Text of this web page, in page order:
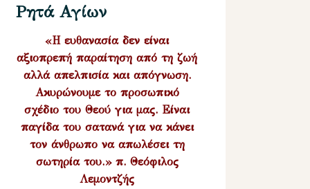
Ρητά Αγίων
«Η ευθανασία δεν είναι
αξιοπρεπή παραίτηση από τη ζωή
αλλά απελπισία και απόγνωση.
Ακυρώνουμε το προσωπικό
σχέδιο του Θεού για μας. Είναι
παγίδα του σατανά για να κάνει
τον άνθρωπο να απωλέσει τη
σωτηρία του.» π. Θεόφιλος
Λεμοντζής